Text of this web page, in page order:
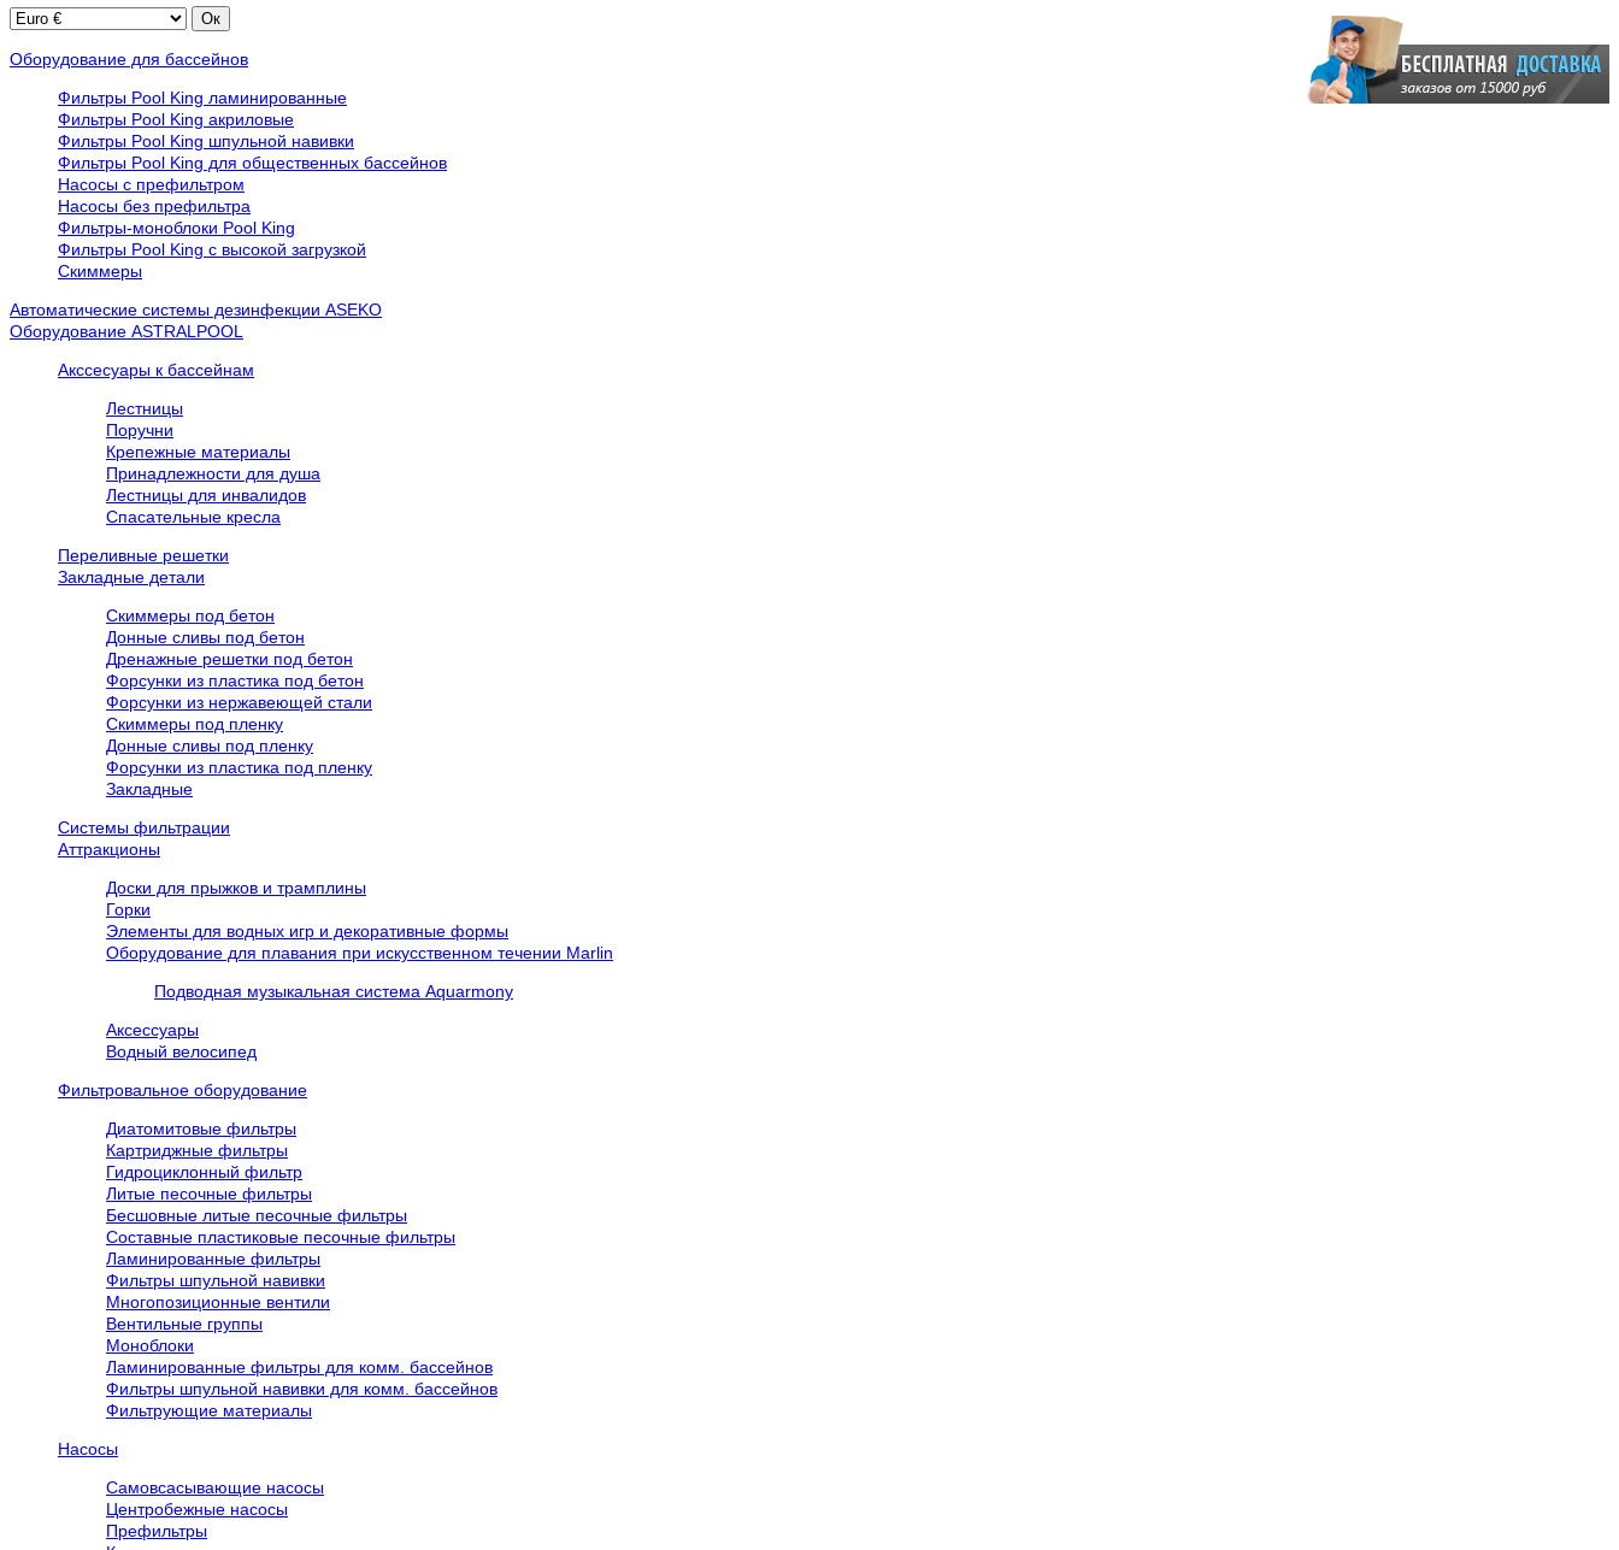
Оборудование для бассейнов
Фильтры Pool King ламинированные
Фильтры Pool King акриловые
Фильтры Pool King шпульной навивки
Фильтры Pool King для общественных бассейнов
Насосы с префильтром
Насосы без префильтра
Фильтры-моноблоки Pool King
Фильтры Pool King с высокой загрузкой
Скиммеры
Автоматические системы дезинфекции ASEKO
Оборудование ASTRALPOOL
Акссесуары к бассейнам
Лестницы
Поручни
Крепежные материалы
Принадлежности для душа
Лестницы для инвалидов
Спасательные кресла
Переливные решетки
Закладные детали
Скиммеры под бетон
Донные сливы под бетон
Дренажные решетки под бетон
Форсунки из пластика под бетон
Форсунки из нержавеющей стали
Скиммеры под пленку
Донные сливы под пленку
Форсунки из пластика под пленку
Закладные
Системы фильтрации
Аттракционы
Доски для прыжков и трамплины
Горки
Элементы для водных игр и декоративные формы
Оборудование для плавания при искусственном течении Marlin
Подводная музыкальная система Aquarmony
Аксессуары
Водный велосипед
Фильтровальное оборудование
Диатомитовые фильтры
Картриджные фильтры
Гидроциклонный фильтр
Литые песочные фильтры
Бесшовные литые песочные фильтры
Составные пластиковые песочные фильтры
Ламинированные фильтры
Фильтры шпульной навивки
Многопозиционные вентили
Вентильные группы
Моноблоки
Ламинированные фильтры для комм. бассейнов
Фильтры шпульной навивки для комм. бассейнов
Фильтрующие материалы
Насосы
Самовсасывающие насосы
Центробежные насосы
Префильтры